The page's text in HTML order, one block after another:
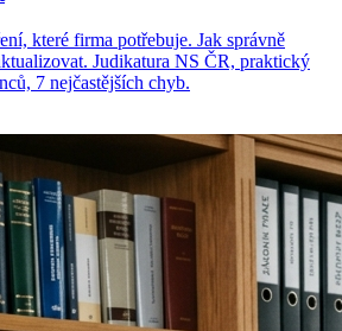
které firma potřebuje. Jak správně
Judikatura NS ČR, praktický
7 nejčastějších chyb.